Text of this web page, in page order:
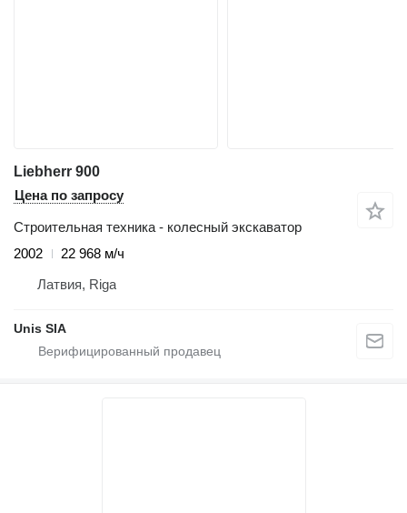
Liebherr 900
Цена по запросу
Строительная техника - колесный экскаватор
2002
22 968 м/ч
Латвия, Riga
Unis SIA